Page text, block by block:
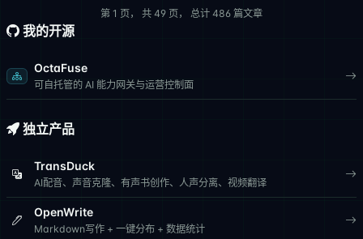
第 1 页， 共 49 页， 总计 486 篇文章
我的开源
OctaFuse
可自托管的 AI 能力网关与运营控制面
独立产品
TransDuck
AI配音、声音克隆、有声书创作、人声分离、视频翻译
OpenWrite
Markdown写作 + 一键分布 + 数据统计